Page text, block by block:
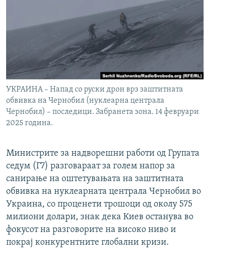
УКРАИНА – Напад со руски дрон врз заштитната
обвивка на Чернобил (нуклеарна централа
Чернобил) – последици. Забранета зона. 14 февруари
2025 година.
Министрите за надворешни работи од Групата
седум (Г7) разговараат за голем напор за
санирање на оштетувањата на заштитната
обвивка на нуклеарната централа Чернобил во
Украина, со проценети трошоци од околу 575
милиони долари, знак дека Киев останува во
фокусот на разговорите на високо ниво и
покрај конкурентните глобални кризи.